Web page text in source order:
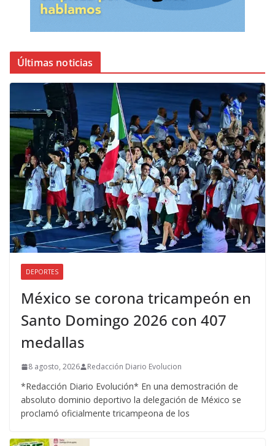
Últimas noticias
DEPORTES
México se corona tricampeón en
Santo Domingo 2026 con 407
medallas
8 agosto, 2026 Redacción Diario Evolucion
*Redacción Diario Evolución* En una demostración de
absoluto dominio deportivo la delegación de México se
proclamó oficialmente tricampeona de los